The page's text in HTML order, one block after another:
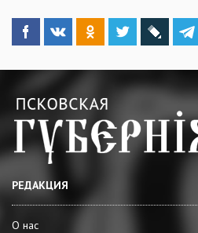
РЕДАКЦИЯ
О нас